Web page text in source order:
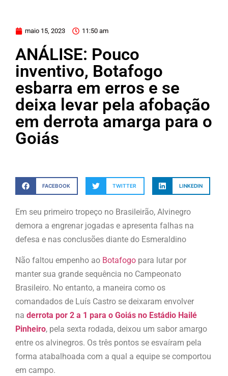
maio 15, 2023 11:50 am
ANÁLISE: Pouco
inventivo, Botafogo
esbarra em erros e se
deixa levar pela afobação
em derrota amarga para o
Goiás
FACEBOOK TWITTER LINKEDIN
Em seu primeiro tropeço no Brasileirão, Alvinegro
demora a engrenar jogadas e apresenta falhas na
defesa e nas conclusões diante do Esmeraldino
Não faltou empenho ao Botafogo para lutar por
manter sua grande sequência no Campeonato
Brasileiro. No entanto, a maneira como os
comandados de Luís Castro se deixaram envolver
na derrota por 2 a 1 para o Goiás no Estádio Hailé
Pinheiro, pela sexta rodada, deixou um sabor amargo
entre os alvinegros. Os três pontos se esvaíram pela
forma atabalhoada com a qual a equipe se comportou
em campo.